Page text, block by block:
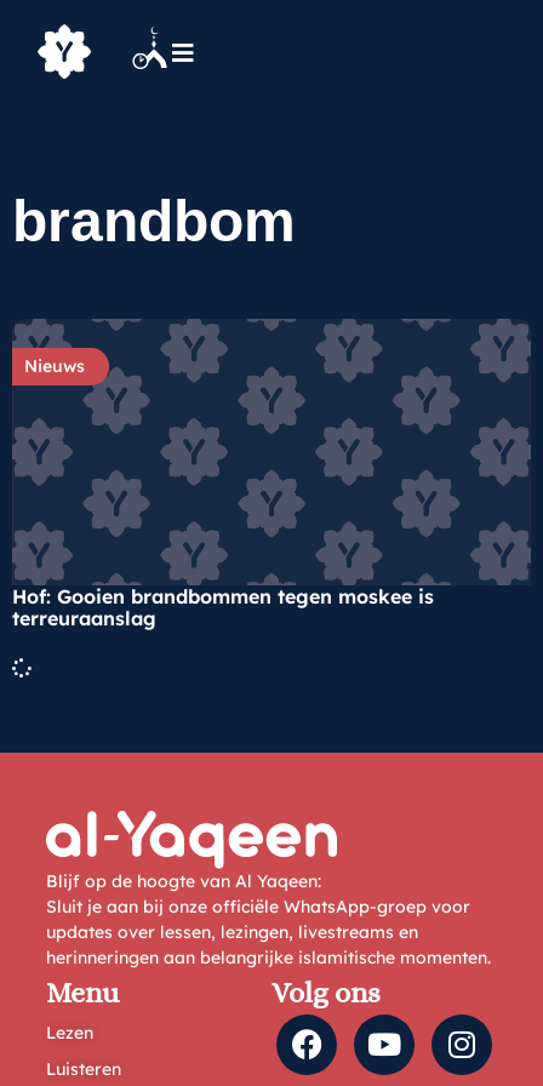
brandbom
Nieuws
Hof: Gooien brandbommen tegen moskee is
terreuraanslag
Blijf op de hoogte van Al Yaqeen:
Sluit je aan bij onze officiële WhatsApp-groep voor
updates over lessen, lezingen, livestreams en
herinneringen aan belangrijke islamitische momenten.
Menu
Lezen
Luisteren
Volg ons